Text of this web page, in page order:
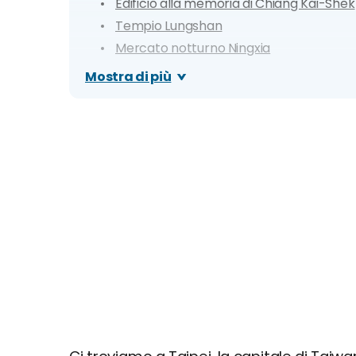
Tempio Lungshan
Mercato notturno Ningxia
Parco nazionale Yangmingshan
Mostra di più